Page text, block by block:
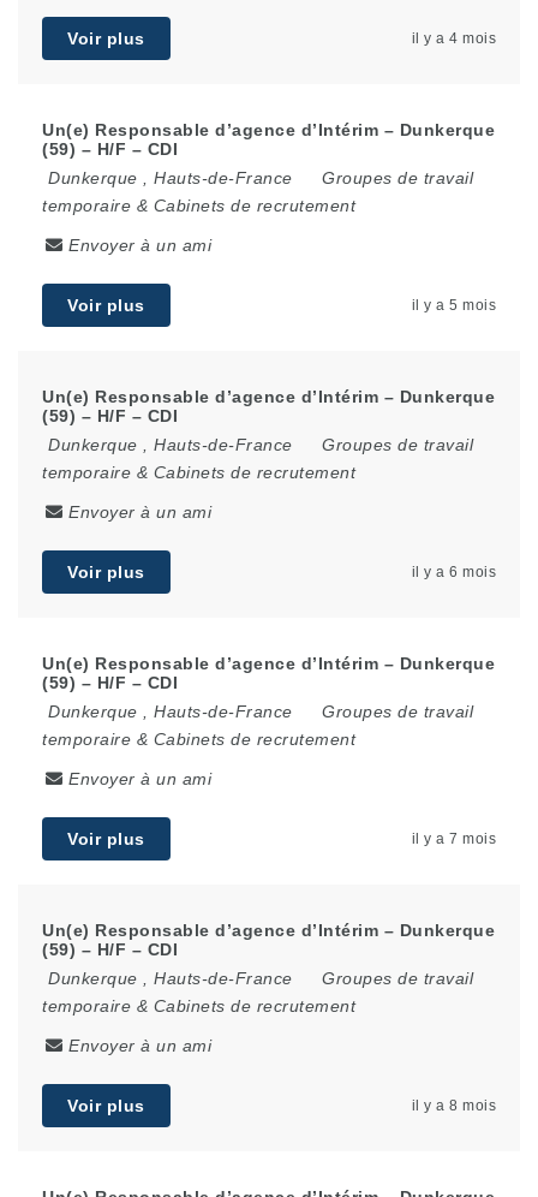
Voir plus il y a 4 mois
Un(e) Responsable d’agence d’Intérim – Dunkerque
(59) – H/F – CDI
Dunkerque
Hauts-de-France
Groupes de travail
temporaire & Cabinets de recrutement
Envoyer à un ami
Voir plus il y a 5 mois
Un(e) Responsable d’agence d’Intérim – Dunkerque
(59) – H/F – CDI
Dunkerque
Hauts-de-France
Groupes de travail
temporaire & Cabinets de recrutement
Envoyer à un ami
Voir plus il y a 6 mois
Un(e) Responsable d’agence d’Intérim – Dunkerque
(59) – H/F – CDI
Dunkerque
Hauts-de-France
Groupes de travail
temporaire & Cabinets de recrutement
Envoyer à un ami
Voir plus il y a 7 mois
Un(e) Responsable d’agence d’Intérim – Dunkerque
(59) – H/F – CDI
Dunkerque
Hauts-de-France
Groupes de travail
temporaire & Cabinets de recrutement
Envoyer à un ami
Voir plus il y a 8 mois